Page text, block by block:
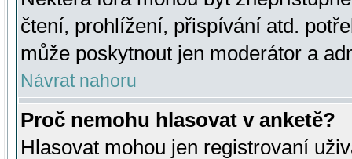
čtení, prohlížení, přispívání atd.
může poskytnout jen moderátor a
Návrat nahoru
Proč nemohu hlasovat v anketě?
Hlasovat mohou jen registrovaní